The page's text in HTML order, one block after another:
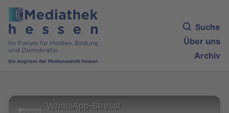
Suche
Über uns
Archiv
WhatsApp-Stress!